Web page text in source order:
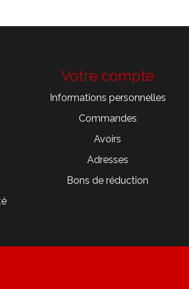
Votre compte
Informations personnelles
Commandes
Avoirs
Adresses
Bons de réduction